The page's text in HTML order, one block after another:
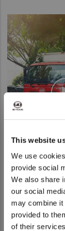
This website
We use
provide social
We also share
our social
may combine it
provided to
of their
We
the